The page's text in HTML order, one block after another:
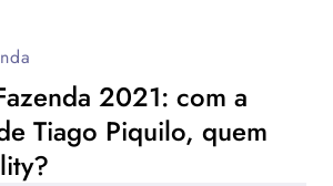
2021: com a
Tiago Piquilo, quem